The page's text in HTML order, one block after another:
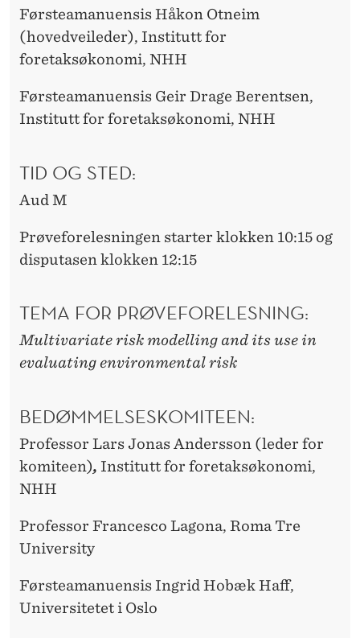
Førsteamanuensis Håkon Otneim
(hovedveileder), Institutt for
foretaksøkonomi, NHH
Førsteamanuensis Geir Drage Berentsen,
Institutt for foretaksøkonomi, NHH
TID OG STED:
Aud M
Prøveforelesningen starter klokken 10:15 og
disputasen klokken 12:15
TEMA FOR PRØVEFORELESNING:
Multivariate risk modelling and its use in
evaluating environmental risk
BEDØMMELSESKOMITEEN:
Professor Lars Jonas Andersson (leder for
komiteen), Institutt for foretaksøkonomi,
NHH
Professor Francesco Lagona, Roma Tre
University
Førsteamanuensis Ingrid Hobæk Haff,
Universitetet i Oslo